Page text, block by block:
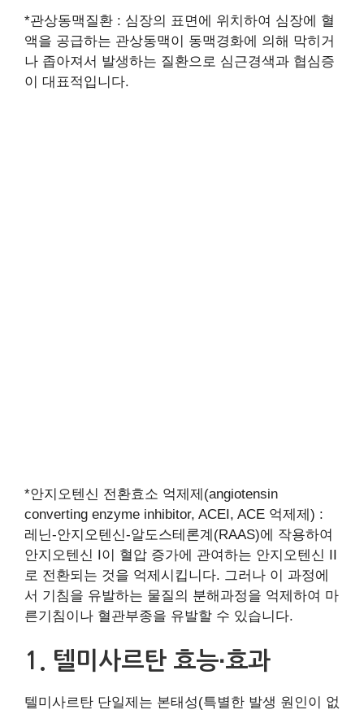
*관상동맥질환 : 심장의 표면에 위치하여 심장에 혈
액을 공급하는 관상동맥이 동맥경화에 의해 막히거
나 좁아져서 발생하는 질환으로 심근경색과 협심증
이 대표적입니다.
*안지오텐신 전환효소 억제제(angiotensin
converting enzyme inhibitor, ACEI, ACE 억제제) :
레닌-안지오텐신-알도스테론계(RAAS)에 작용하여
안지오텐신 I이 혈압 증가에 관여하는 안지오텐신 II
로 전환되는 것을 억제시킵니다. 그러나 이 과정에
서 기침을 유발하는 물질의 분해과정을 억제하여 마
른기침이나 혈관부종을 유발할 수 있습니다.
1. 텔미사르탄 효능∙효과
텔미사르탄 단일제는 본태성(특별한 발생 원인이 없